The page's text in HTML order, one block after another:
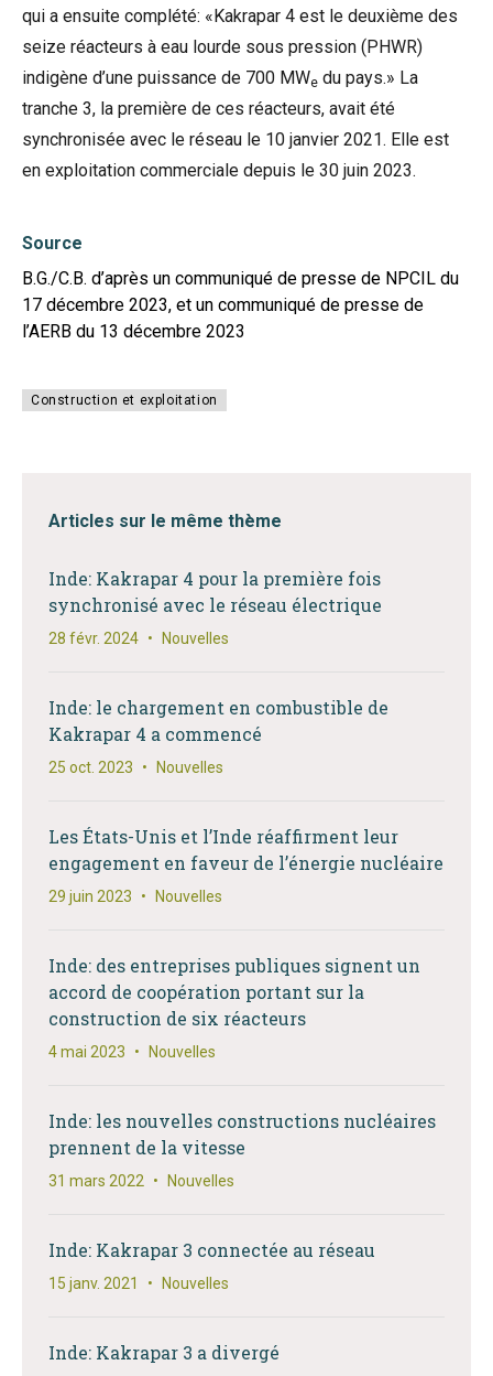
qui a ensuite complété: «Kakrapar 4 est le deuxième des
seize réacteurs à eau lourde sous pression (PHWR)
indigène d’une puissance de 700 MWe du pays.» La
tranche 3, la première de ces réacteurs, avait été
synchronisée avec le réseau le 10 janvier 2021. Elle est
en exploitation commerciale depuis le 30 juin 2023.
Source
B.G./C.B. d’après un communiqué de presse de NPCIL du
17 décembre 2023, et un communiqué de presse de
l’AERB du 13 décembre 2023
Construction et exploitation
Articles sur le même thème
Inde: Kakrapar 4 pour la première fois
synchronisé avec le réseau électrique
28 févr. 2024 • Nouvelles
Inde: le chargement en combustible de
Kakrapar 4 a commencé
25 oct. 2023 • Nouvelles
Les États-Unis et l’Inde réaffirment leur
engagement en faveur de l’énergie nucléaire
29 juin 2023 • Nouvelles
Inde: des entreprises publiques signent un
accord de coopération portant sur la
construction de six réacteurs
4 mai 2023 • Nouvelles
Inde: les nouvelles constructions nucléaires
prennent de la vitesse
31 mars 2022 • Nouvelles
Inde: Kakrapar 3 connectée au réseau
15 janv. 2021 • Nouvelles
Inde: Kakrapar 3 a divergé